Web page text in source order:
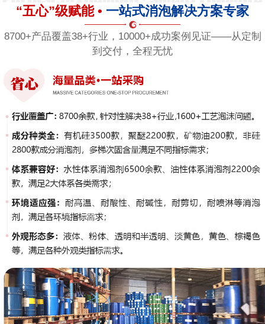
“五心”级赋能 • 一站式消泡解决方案专家
8700+产品覆盖38+行业，10000+成功案例见证——从定制
到交付，全程无忧